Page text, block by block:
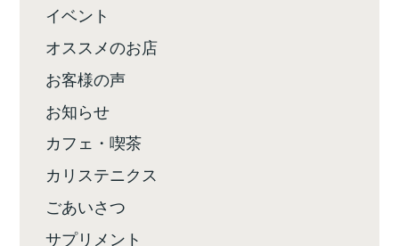
イベント
オススメのお店
お客様の声
お知らせ
カフェ・喫茶
カリステニクス
ごあいさつ
サプリメント